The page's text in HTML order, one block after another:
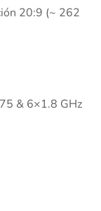
20:9 (~ 262
& 6×1.8 GHz